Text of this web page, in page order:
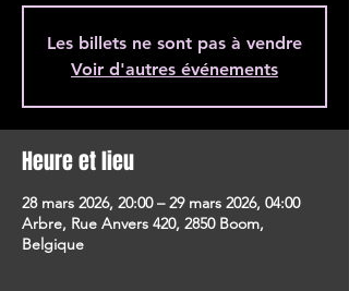
Les billets ne sont pas à vendre
Voir d'autres événements
Heure et lieu
28 mars 2026, 20:00 – 29 mars 2026, 04:00
Arbre, Rue Anvers 420, 2850 Boom,
Belgique